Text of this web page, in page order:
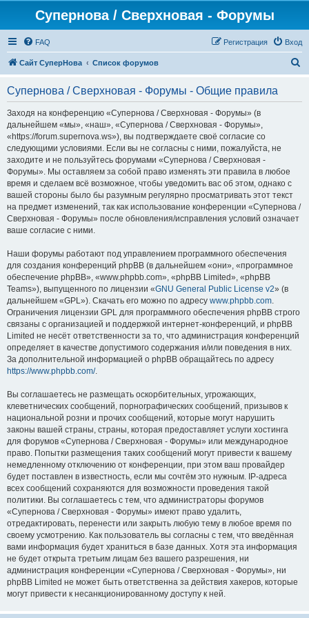
Супернова / Сверхновая - Форумы
FAQ Вход
Регистрация
Сайт СуперНова Список форумов
Супернова / Сверхновая - Форумы - Общие правила
Заходя на конференцию «Супернова / Сверхновая - Форумы» (в
дальнейшем «мы», «наш», «Супернова / Сверхновая - Форумы»,
«https://forum.supernova.ws»), вы подтверждаете своё согласие со
следующими условиями. Если вы не согласны с ними, пожалуйста, не
заходите и не пользуйтесь форумами «Супернова / Сверхновая -
Форумы». Мы оставляем за собой право изменять эти правила в любое
время и сделаем всё возможное, чтобы уведомить вас об этом, однако с
вашей стороны было бы разумным регулярно просматривать этот текст
на предмет изменений, так как использование конференции «Супернова /
Сверхновая - Форумы» после обновления/исправления условий означает
ваше согласие с ними.
Наши форумы работают под управлением программного обеспечения
для создания конференций phpBB (в дальнейшем «они», «программное
обеспечение phpBB», «www.phpbb.com», «phpBB Limited», «phpBB
Teams»), выпущенного по лицензии «GNU General Public License v2» (в
дальнейшем «GPL»). Скачать его можно по адресу www.phpbb.com.
Ограничения лицензии GPL для программного обеспечения phpBB строго
связаны с организацией и поддержкой интернет-конференций, и phpBB
Limited не несёт ответственности за то, что администрация конференций
определяет в качестве допустимого содержания и/или поведения в них.
За дополнительной информацией о phpBB обращайтесь по адресу
https://www.phpbb.com/.
Вы соглашаетесь не размещать оскорбительных, угрожающих,
клеветнических сообщений, порнографических сообщений, призывов к
национальной розни и прочих сообщений, которые могут нарушить
законы вашей страны, страны, которая предоставляет услуги хостинга
для форумов «Супернова / Сверхновая - Форумы» или международное
право. Попытки размещения таких сообщений могут привести к вашему
немедленному отключению от конференции, при этом ваш провайдер
будет поставлен в известность, если мы сочтём это нужным. IP-адреса
всех сообщений сохраняются для возможности проведения такой
политики. Вы соглашаетесь с тем, что администраторы форумов
«Супернова / Сверхновая - Форумы» имеют право удалить,
отредактировать, перенести или закрыть любую тему в любое время по
своему усмотрению. Как пользователь вы согласны с тем, что введённая
вами информация будет храниться в базе данных. Хотя эта информация
не будет открыта третьим лицам без вашего разрешения, ни
администрация конференции «Супернова / Сверхновая - Форумы», ни
phpBB Limited не может быть ответственна за действия хакеров, которые
могут привести к несанкционированному доступу к ней.